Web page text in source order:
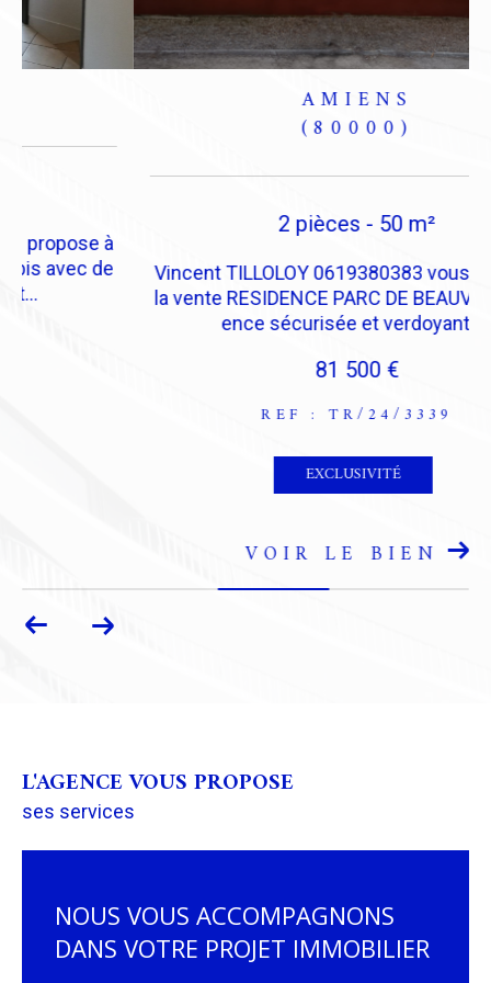
Vincent TILLOLOY 0619380383 vous propose à
la vente un appartement de type F1 bis avec de
beaux volumes comprenant...
REF : TR/24/3352
VOIR LE BIEN
DANS VOTRE PROJET IMMOBILIER
Le Cabinet MASSET FRÈRES assure la prise en